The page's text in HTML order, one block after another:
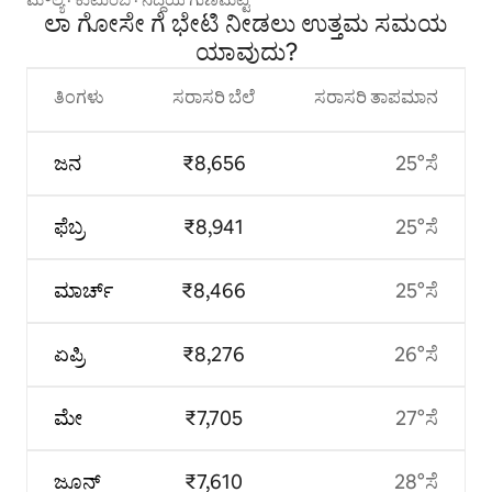
ಲಾ ಗೋಸೇ ಗೆ ಭೇಟಿ ನೀಡಲು ಉತ್ತಮ ಸಮಯ
ಯಾವುದು?
ತಿಂಗಳು
ಜನ
ಫೆಬ್ರ
ಮಾರ್ಚ್
ಏಪ್ರಿ
ಮೇ
ಜೂನ್
ಸರಾಸರಿ ಬೆಲೆ
₹8,656
₹8,941
₹8,466
₹8,276
₹7,705
₹7,610
ಸರಾಸರಿ ತಾಪಮಾನ
25°ಸೆ
25°ಸೆ
25°ಸೆ
26°ಸೆ
27°ಸೆ
28°ಸೆ